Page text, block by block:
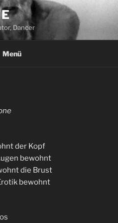
Dancer
Menü
der Kopf
bewohnt
die Brust
bewohnt